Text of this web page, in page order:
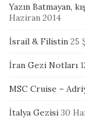
Yazın Batmayan,
Haziran 2014
İsrail & Filistin 25
İran Gezi Notları
MSC Cruise –
İtalya Gezisi 30